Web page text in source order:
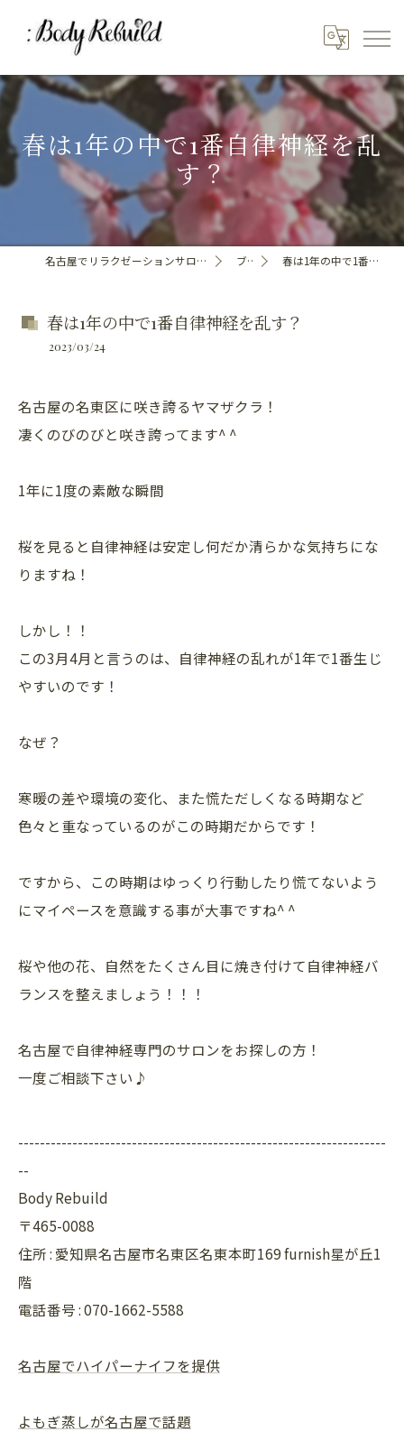
春は1年の中で1番自律神経を乱
す？
名古屋でリラクゼーションサロンといえばBody_Rebuild ブログ 春は1年の中で1番自律神経を乱す？
春は1年の中で1番自律神経を乱す？
2023/03/24
名古屋の名東区に咲き誇るヤマザクラ！
凄くのびのびと咲き誇ってます^ ^
1年に1度の素敵な瞬間
桜を見ると自律神経は安定し何だか清らかな気持ちにな
りますね！
しかし！！
この3月4月と言うのは、自律神経の乱れが1年で1番生じ
やすいのです！
なぜ？
寒暖の差や環境の変化、また慌ただしくなる時期など
色々と重なっているのがこの時期だからです！
ですから、この時期はゆっくり行動したり慌てないよう
にマイペースを意識する事が大事ですね^ ^
桜や他の花、自然をたくさん目に焼き付けて自律神経バ
ランスを整えましょう！！！
名古屋で自律神経専門のサロンをお探しの方！
一度ご相談下さい♪
--------------------------------------------------------------------
--
Body Rebuild
〒465-0088
住所 : 愛知県名古屋市名東区名東本町169 furnish星が丘1
階
電話番号 : 070-1662-5588
名古屋でハイパーナイフを提供
よもぎ蒸しが名古屋で話題